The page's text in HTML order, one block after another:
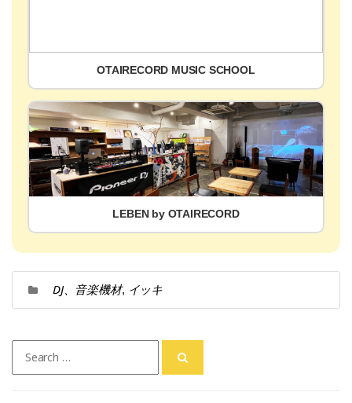
OTAIRECORD MUSIC SCHOOL
LEBEN by OTAIRECORD
DJ、音楽機材, イッキ
for: